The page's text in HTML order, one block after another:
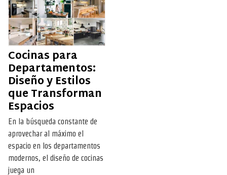
Cocinas para
Departamentos:
Diseño y Estilos
que Transforman
Espacios
En la búsqueda constante de
aprovechar al máximo el
espacio en los departamentos
modernos, el diseño de cocinas
juega un